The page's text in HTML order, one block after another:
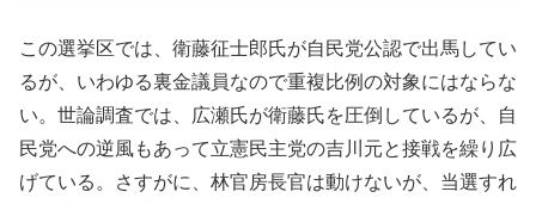
この選挙区では、衛藤征士郎氏が自民党公認で出馬してい
るが、いわゆる裏金議員なので重複比例の対象にはならな
い。世論調査では、広瀬氏が衛藤氏を圧倒しているが、自
民党への逆風もあって立憲民主党の吉川元と接戦を繰り広
げている。さすがに、林官房長官は動けないが、当選すれ